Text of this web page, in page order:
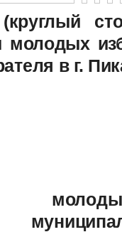
(круглый
молодых
в г.